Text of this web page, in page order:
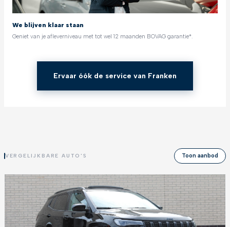
We blijven klaar staan
Geniet van je afleverniveau met tot wel 12 maanden BOVAG garantie*.
Ervaar óók de service van Franken
VERGELIJKBARE AUTO'S Toon aanbod